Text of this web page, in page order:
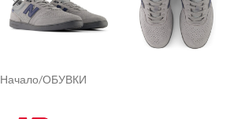
Начало/ОБУВКИ